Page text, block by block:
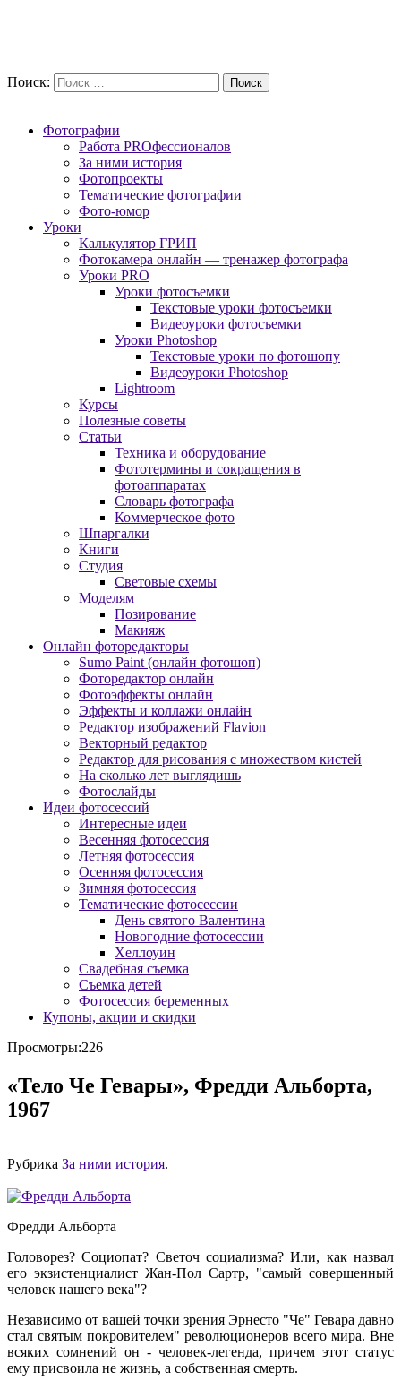
Поиск:
Фотографии
Работа PROфессионалов
За ними история
Фотопроекты
Тематические фотографии
Фото-юмор
Уроки
Калькулятор ГРИП
Фотокамера онлайн — тренажер фотографа
Уроки PRO
Уроки фотосъемки
Текстовые уроки фотосъемки
Видеоуроки фотосъемки
Уроки Photoshop
Текстовые уроки по фотошопу
Видеоуроки Photoshop
Lightroom
Курсы
Полезные советы
Статьи
Техника и оборудование
Фототермины и сокращения в
фотоаппаратах
Словарь фотографа
Коммерческое фото
Шпаргалки
Книги
Студия
Световые схемы
Моделям
Позирование
Макияж
Онлайн фоторедакторы
Sumo Paint (онлайн фотошоп)
Фоторедактор онлайн
Фотоэффекты онлайн
Эффекты и коллажи онлайн
Редактор изображений Flavion
Векторный редактор
Редактор для рисования с множеством кистей
На сколько лет выглядишь
Фотослайды
Идеи фотосессий
Интересные идеи
Весенняя фотосессия
Летняя фотосессия
Осенняя фотосессия
Зимняя фотосессия
Тематические фотосессии
День святого Валентина
Новогодние фотосессии
Хеллоуин
Свадебная съемка
Съемка детей
Фотосессия беременных
Купоны, акции и скидки
Просмотры:226
«Тело Че Гевары», Фредди Альборта,
1967
Рубрика За ними история.
Фредди Альборта
Головорез? Социопат? Светоч социализма? Или, как назвал
его экзистенциалист Жан-Пол Сартр, "самый совершенный
человек нашего века"?
Независимо от вашей точки зрения Эрнесто "Че" Гевара давно
стал святым покровителем" революционеров всего мира. Вне
всяких сомнений он - человек-легенда, причем этот статус
ему присвоила не жизнь, а собственная смерть.